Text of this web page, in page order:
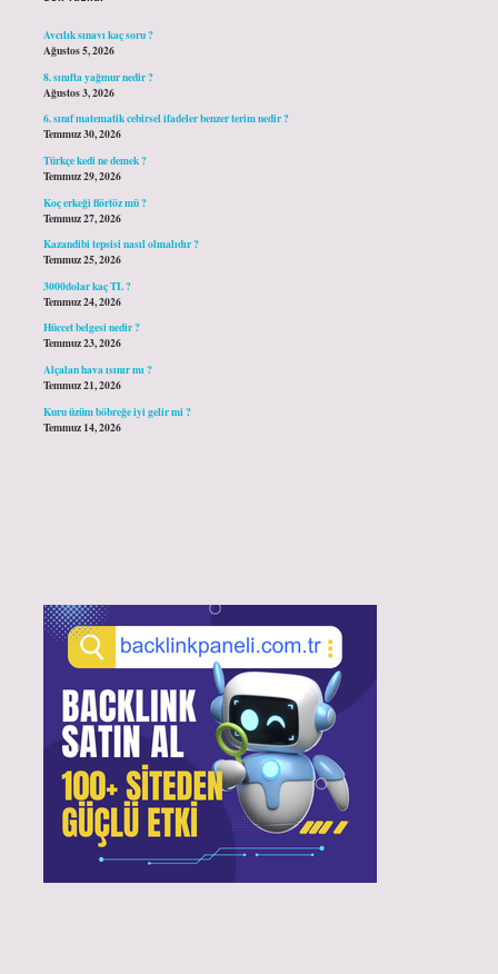
Avcılık sınavı kaç soru ?
Ağustos 5, 2026
8. sınıfta yağmur nedir ?
Ağustos 3, 2026
6. sınıf matematik cebirsel ifadeler benzer terim nedir ?
Temmuz 30, 2026
Türkçe kedi ne demek ?
Temmuz 29, 2026
Koç erkeği flörtöz mü ?
Temmuz 27, 2026
Kazandibi tepsisi nasıl olmalıdır ?
Temmuz 25, 2026
3000dolar kaç TL ?
Temmuz 24, 2026
Hüccet belgesi nedir ?
Temmuz 23, 2026
Alçalan hava ısınır mı ?
Temmuz 21, 2026
Kuru üzüm böbreğe iyi gelir mi ?
Temmuz 14, 2026